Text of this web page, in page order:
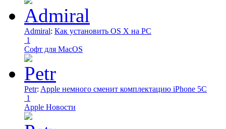
Admiral: Как установить OS X на PC
1
Софт для MacOS
Petr: Apple немного сменит комплектацию iPhone 5C
1
Apple Новости